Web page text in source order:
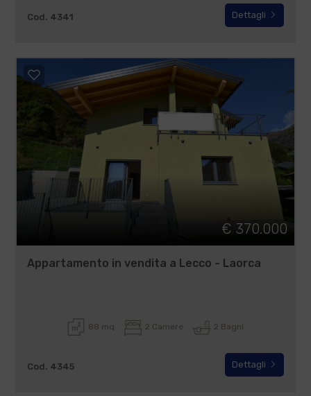
Cod. 4341 Dettagli
€ 370.000
Appartamento in vendita a Lecco - Laorca
88 mq 2 Camere 2 Bagni
Cod. 4345 Dettagli